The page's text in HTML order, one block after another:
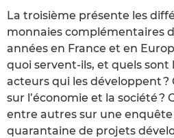
La troisième présente les
monnaies complémentaires
années en France et en
quoi servent-ils, et quels sont
acteurs qui les développent
sur l’économie et la société ?
entre autres sur une enquête
quarantaine de projets